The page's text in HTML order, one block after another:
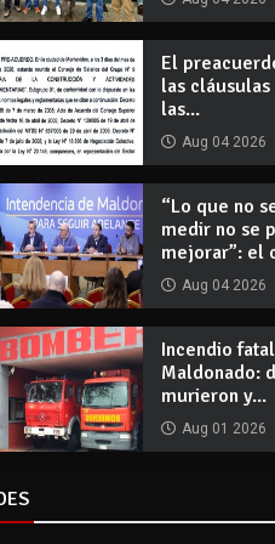
El
las
las...
Aug 04 2026
“Lo que no
medir no se
mejorar”: el
Aug 04 2026
Incendio
Maldonado:
murieron y...
Aug 01 2026